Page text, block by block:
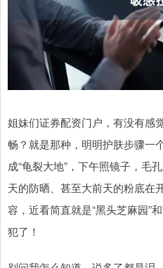
姐妹们证券配资门户，有没有感
畅？就是那种，明明护肤步骤一
成“龟裂大地”，下午照镜子，毛
天的防晒、甚至大前天的粉底
容，近看简直就是“黑头芝麻园”
犯了！